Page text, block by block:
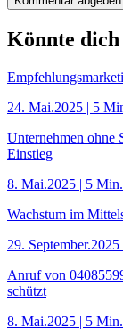
Könnte dich
24. Mai.2025 | 5
Unternehmen ohne
Einstieg
8. Mai.2025 | 5
Wachstum im
29. September.2025
Anruf von
schützt
8. Mai.2025 | 5